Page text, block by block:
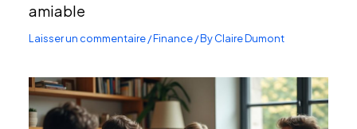
amiable
Laisser un commentaire/Finance/ ByClaire Dumont